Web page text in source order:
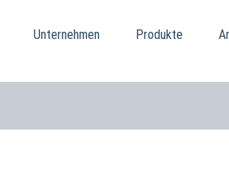
Unternehmen Produkte